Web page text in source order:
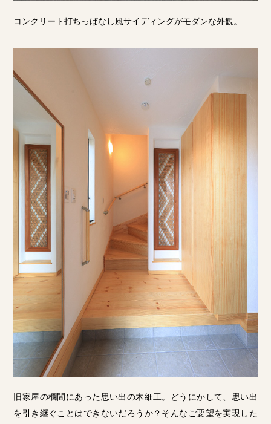
コンクリート打ちっぱなし風サイディングがモダンな外観。
旧家屋の欄間にあった思い出の木細工。どうにかして、思い出
を引き継ぐことはできないだろうか？そんなご要望を実現した